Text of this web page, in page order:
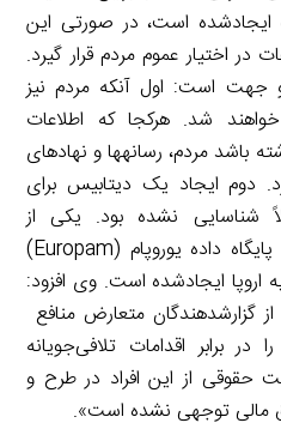
ایجادشده است، در صورتی این
اختیار عموم مردم قرار گیرد.
جهت است: اول آنکه مردم نیز
خواهند شد. هرکجا که اطلاعات
باشد مردم، رسانه­ها و نهادهای
دوم ایجاد یک دیتابیس برای
شناسایی نشده بود. یکی از
نمونه‌های موفق در این زمینه، پایگاه داده یوروپام (Europam)
اروپا ایجادشده است. وی افزود:
گزارش­دهندگان متعارض منافع
برابر اقدامات تلافی‌جویانه
از این افراد در طرح و
مالی توجهی نشده است».